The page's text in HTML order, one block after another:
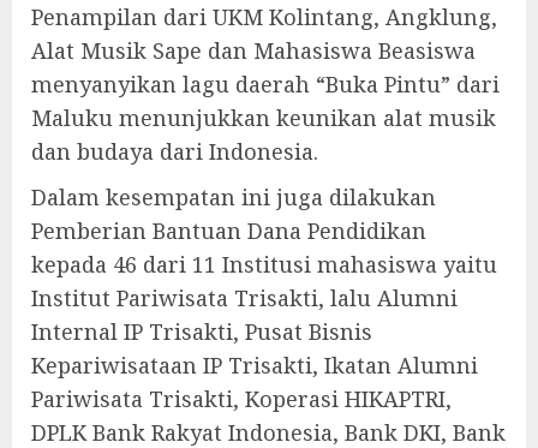
Penampilan dari UKM Kolintang, Angklung,
Alat Musik Sape dan Mahasiswa Beasiswa
menyanyikan lagu daerah “Buka Pintu” dari
Maluku menunjukkan keunikan alat musik
dan budaya dari Indonesia.
Dalam kesempatan ini juga dilakukan
Pemberian Bantuan Dana Pendidikan
kepada 46 dari 11 Institusi mahasiswa yaitu
Institut Pariwisata Trisakti, lalu Alumni
Internal IP Trisakti, Pusat Bisnis
Kepariwisataan IP Trisakti, Ikatan Alumni
Pariwisata Trisakti, Koperasi HIKAPTRI,
DPLK Bank Rakyat Indonesia, Bank DKI, Bank